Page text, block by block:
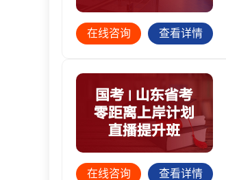
在线咨询 查看详情
在线咨询 查看详情